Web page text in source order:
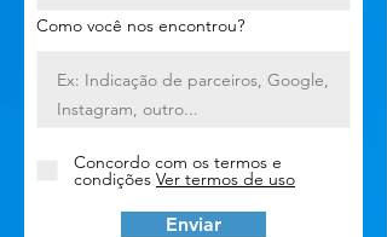
Como você nos encontrou?
Concordo com os termos e
condições Ver termos de uso
Enviar